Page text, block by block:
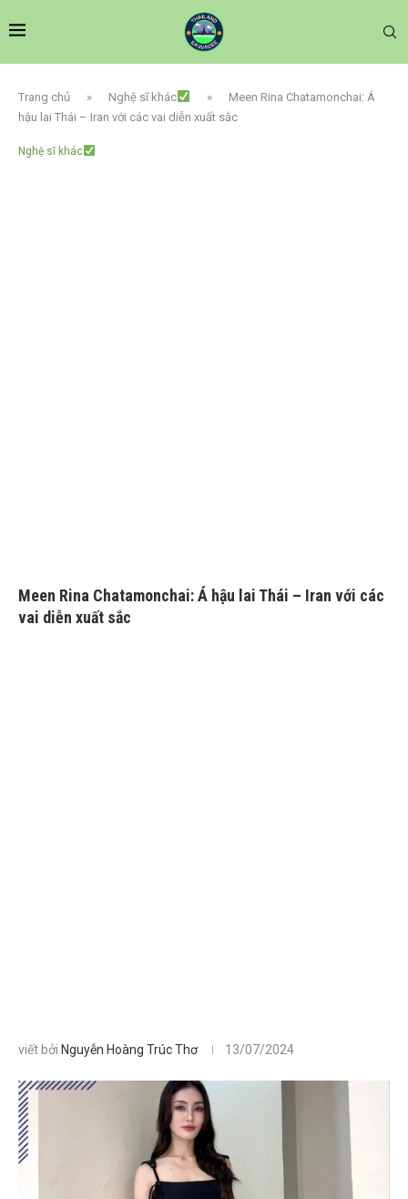
Trang chủ » Nghệ sĩ khác »
Meen Rina Chatamonchai: Á
hậu lai Thái – Iran với các vai diễn xuất sắc
Nghệ sĩ khác
Meen Rina Chatamonchai: Á hậu lai Thái – Iran với các
vai diễn xuất sắc
viết bởi Nguyễn Hoàng Trúc Thơ 13/07/2024